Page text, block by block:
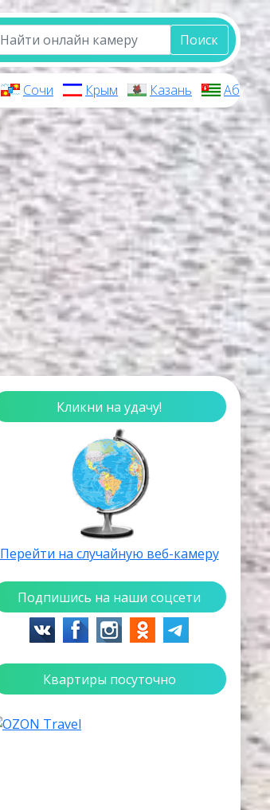
Поиск
Сочи Крым Казань
Кликни на удачу!
Перейти на случайную веб-камеру
Подпишись на наши соцсети
Квартиры посуточно